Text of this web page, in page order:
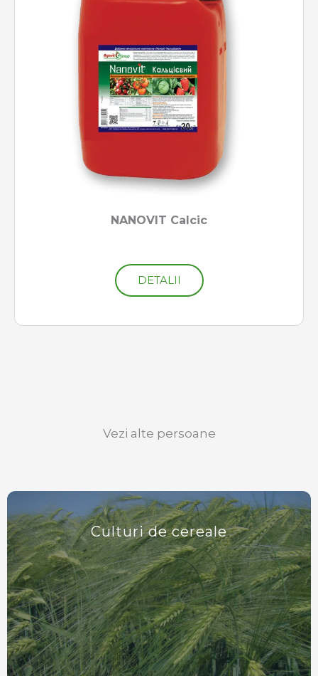
NANOVIT Calcic
DETALII
Vezi alte persoane
Culturi de cereale